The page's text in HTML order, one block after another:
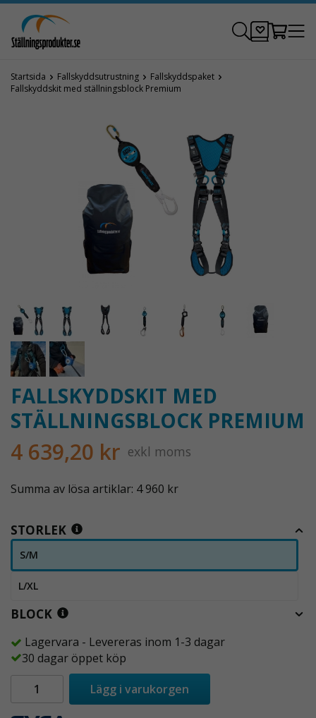
Startsida Fallskyddsutrustning
Fallskyddspaket
Fallskyddskit med ställningsblock Premium
FALLSKYDDSKIT MED
STÄLLNINGSBLOCK PREMIUM
4 639,20 kr exkl moms
Summa av lösa artiklar: 4 960 kr
STORLEK
S/M
L/XL
BLOCK
Lagervara - Levereras inom 1-3 dagar
30 dagar öppet köp
Lägg i varukorgen